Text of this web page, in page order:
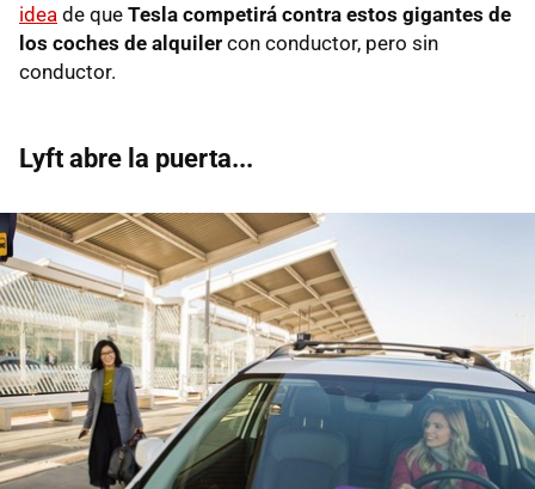
idea de que Tesla competirá contra estos gigantes de
los coches de alquiler con conductor, pero sin
conductor.
Lyft abre la puerta...